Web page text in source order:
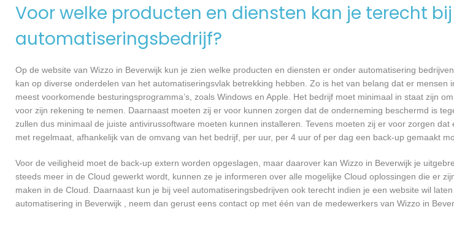
Voor welke producten en diensten kan je terecht
automatiseringsbedrijf?
Op de website van Wizzo in Beverwijk kun je zien welke producten en diensten er onder automatisering
kan op diverse onderdelen van het automatiseringsvlak betrekking hebben. Zo is het van belang dat er mensen
meest voorkomende besturingsprogramma’s, zoals Windows en Apple. Het bedrijf moet minimaal in staat zijn
voor zijn rekening te nemen. Daarnaast moeten zij er voor kunnen zorgen dat de onderneming beschermd is
zullen dus minimaal de juiste antivirussoftware moeten kunnen installeren. Tevens moeten zij er voor zorgen
met regelmaat, afhankelijk van de omvang van het bedrijf, per uur, per 4 uur of per dag een back-up gemaakt
Voor de veiligheid moet de back-up extern worden opgeslagen, maar daarover kan Wizzo in Beverwijk je
steeds meer in de Cloud gewerkt wordt, kunnen ze je informeren over alle mogelijke Cloud oplossingen die er
maken in de Cloud. Daarnaast kun je bij veel automatiseringsbedrijven ook terecht indien je een website wil
automatisering in Beverwijk , neem dan gerust eens contact op met één van de medewerkers van Wizzo in